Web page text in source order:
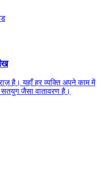
है। यहाँ हर व्यक्ति अपने काम में
जैसा वातावरण है।